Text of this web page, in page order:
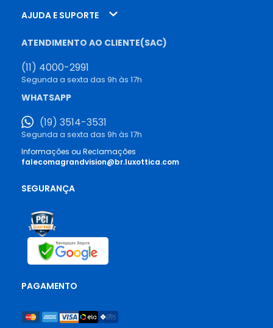
AJUDA E SUPORTE
ATENDIMENTO AO CLIENTE(SAC)
(11) 4000-2991
Segunda a sexta das 9h às 17h
WHATSAPP
(19) 3514-3531
Segunda a sexta das 9h às 17h
Informações ou Reclamações
falecomagrandvision@br.luxottica.com
SEGURANÇA
PAGAMENTO